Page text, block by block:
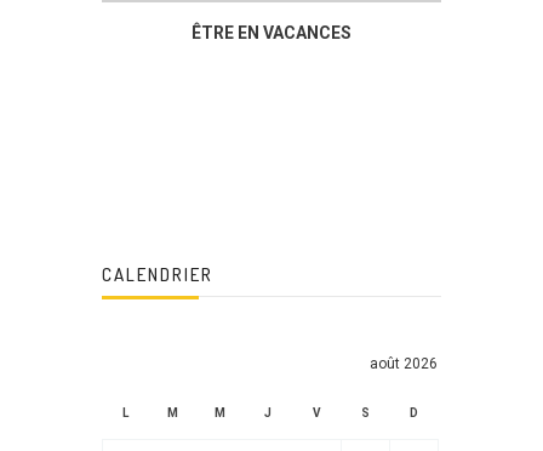
ÊTRE EN VACANCES
CALENDRIER
août 2026
L M M J V S D